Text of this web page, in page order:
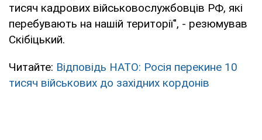
тисяч кадрових військовослужбовців РФ, які
перебувають на нашій території", - резюмував
Скібіцький.
Читайте: Відповідь НАТО: Росія перекине 10
тисяч військових до західних кордонів